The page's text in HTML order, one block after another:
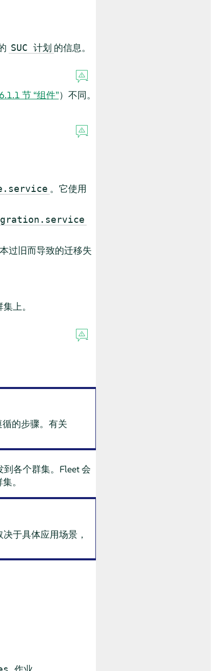
SUC 计划 的信息。
节 “组件”）不同。
。它使用
过旧而导致的迁移失
上。
的步骤。有关
到各个群集。Fleet 会
。
决于具体应用场景，